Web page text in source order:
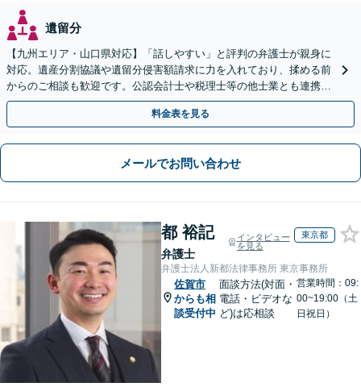
遺留分
【九州エリア・山口県対応】「話しやすい」と評判の弁護士が親身に
対応。遺産分割協議や遺留分侵害額請求に力を入れており、揉める前
からのご相談も歓迎です。公認会計士や税理士等の他士業とも連携
し、円満な解決を全力でサポートいたします。
料金表を見る
メールでお問い合わせ
都 裕記
弁護士
インタビュー
を見る
東京都
弁護士法人新都法律事務所 東京事務所
佐賀市
からも相
談受付中
面談方法(対面・
電話・ビデオな
ど)は応相談
営業時間：09:
00~19:00（土
日祝日）